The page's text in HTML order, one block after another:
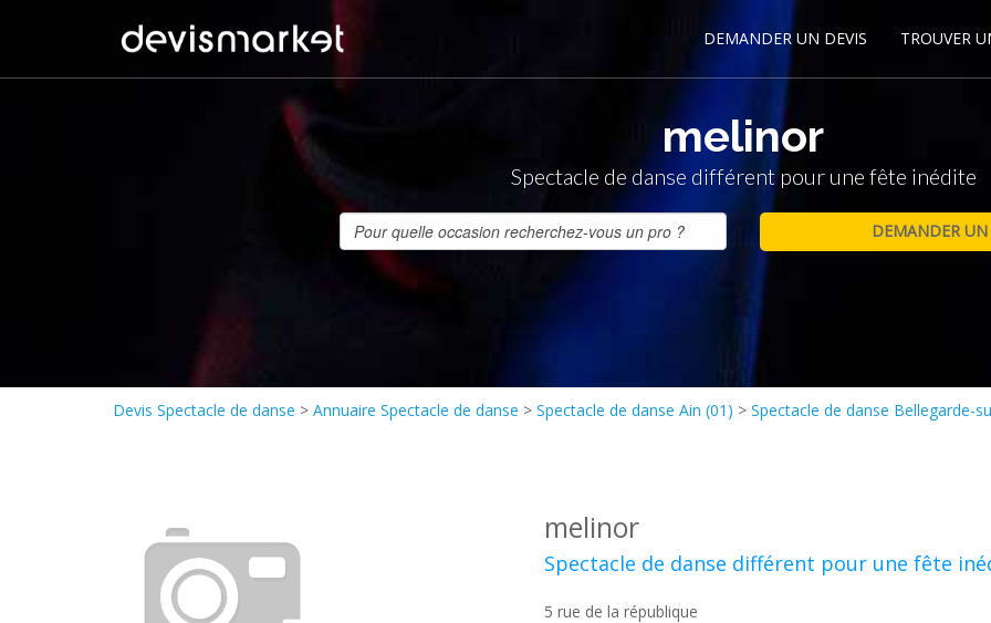
DEMANDER UN DEVIS TROUVER
melinor
Spectacle de danse différent pour une fête inédite
Devis Spectacle de danse > Annuaire Spectacle de danse > Spectacle de danse Ain (01) > Spectacle de danse Bellegarde-
melinor
Spectacle de danse différent pour une fête
5 rue de la république